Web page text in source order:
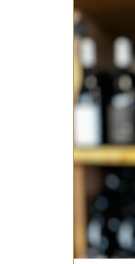
La
de